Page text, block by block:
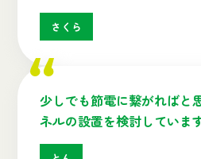
さくら
少しでも節電に繋がればと
ネルの設置を検討しています